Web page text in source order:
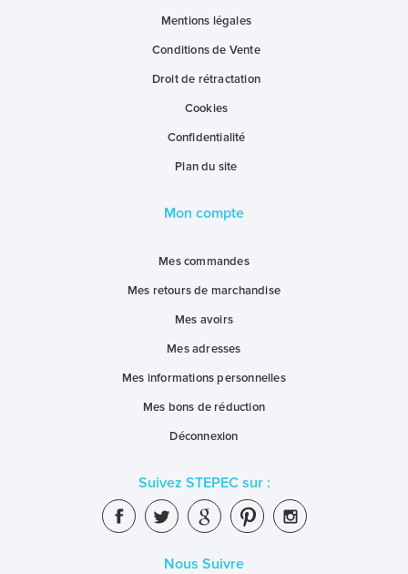
Mentions légales
Conditions de Vente
Droit de rétractation
Cookies
Confidentialité
Plan du site
Mon compte
Mes commandes
Mes retours de marchandise
Mes avoirs
Mes adresses
Mes informations personnelles
Mes bons de réduction
Déconnexion
Suivez STEPEC sur :
Nous Suivre